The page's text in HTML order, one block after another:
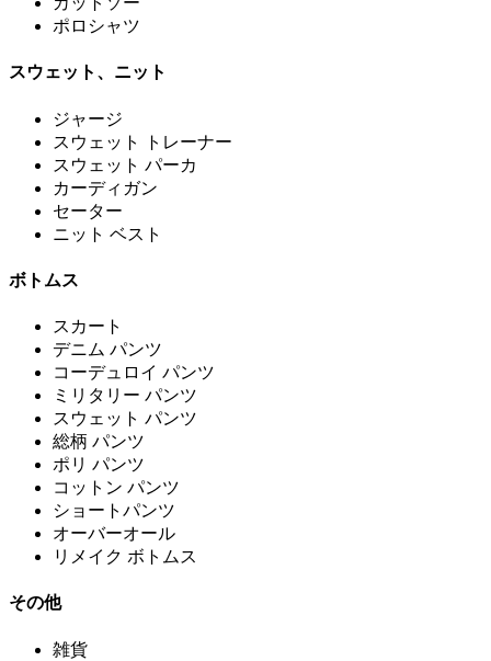
ポロシャツ
スウェット、ニット
ジャージ
スウェット トレーナー
スウェット パーカ
カーディガン
セーター
ニット ベスト
ボトムス
スカート
デニム パンツ
コーデュロイ パンツ
ミリタリー パンツ
スウェット パンツ
総柄 パンツ
ポリ パンツ
コットン パンツ
ショートパンツ
オーバーオール
リメイク ボトムス
その他
雑貨